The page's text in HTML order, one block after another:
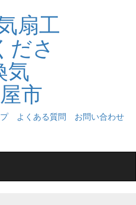
よくある質問
お問い合わせ